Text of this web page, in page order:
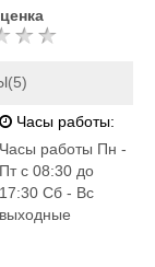
Часы работы:
Часы работы Пн -
Пт с 08:30 до
17:30 Сб - Вс
выходные